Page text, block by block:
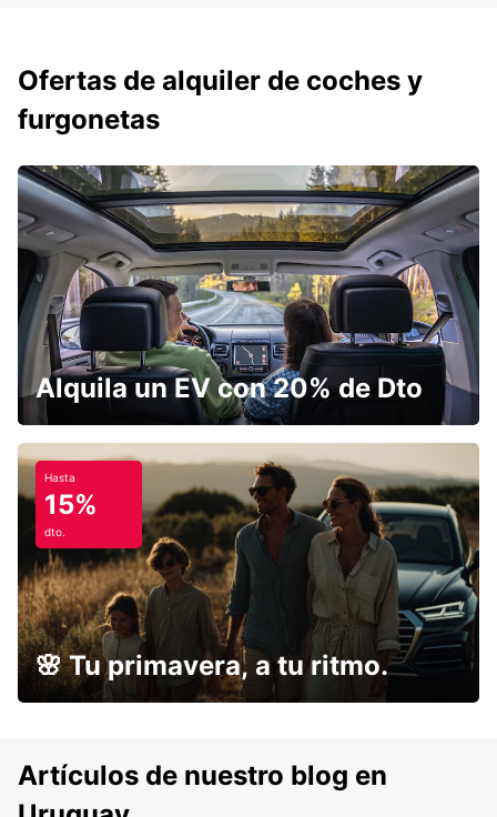
Ofertas de alquiler de coches y
furgonetas
Alquila un EV con 20% de Dto
Hasta
15%
dto.
🌸 Tu primavera, a tu ritmo.
Artículos de nuestro blog en